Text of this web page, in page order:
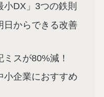
DX」3つの鉄則
日からできる改善
スが80%減！
小企業におすすめ